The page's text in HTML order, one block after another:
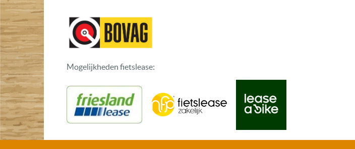
Mogelijkheden fietslease: